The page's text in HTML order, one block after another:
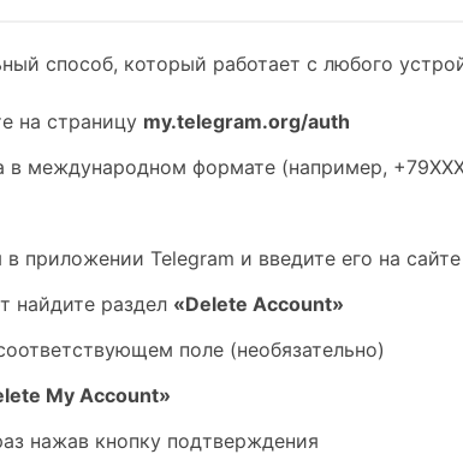
способ, который работает с любого
на страницу my.telegram.org/auth
международном формате (например,
приложении Telegram и введите его на сайте
найдите раздел «Delete Account»
поле (необязательно)
My Account»
нажав кнопку подтверждения